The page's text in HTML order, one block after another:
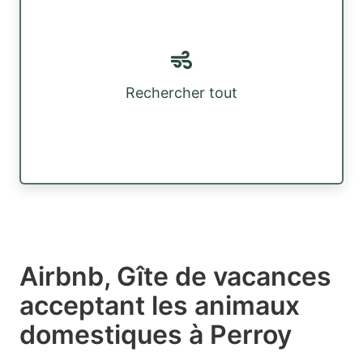
Rechercher tout
Airbnb, Gîte de vacances
acceptant les animaux
domestiques à Perroy